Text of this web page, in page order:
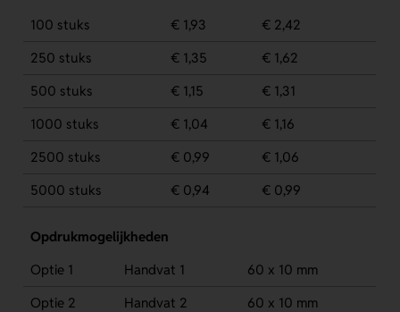
100 stuks
€ 1,93
€ 2,42
250 stuks
€ 1,35
€ 1,62
500 stuks
€ 1,15
€ 1,31
1000 stuks
€ 1,04
€ 1,16
2500 stuks
€ 0,99
€ 1,06
5000 stuks
€ 0,94 € 0,99
Opdrukmogelijkheden
Optie 1
Handvat 1
60 x 10 mm
Optie 2
Handvat 2 60 x 10 mm